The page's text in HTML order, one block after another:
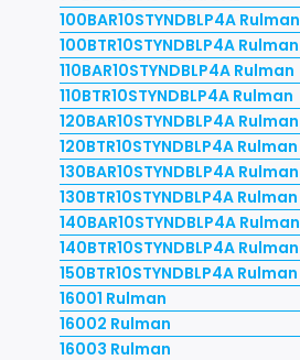
100BAR10STYNDBLP4A Rulman
100BTR10STYNDBLP4A Rulman
110BAR10STYNDBLP4A Rulman
110BTR10STYNDBLP4A Rulman
120BAR10STYNDBLP4A Rulman
120BTR10STYNDBLP4A Rulman
130BAR10STYNDBLP4A Rulman
130BTR10STYNDBLP4A Rulman
140BAR10STYNDBLP4A Rulman
140BTR10STYNDBLP4A Rulman
150BTR10STYNDBLP4A Rulman
16001 Rulman
16002 Rulman
16003 Rulman